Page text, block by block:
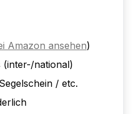
Amazon ansehen)
(inter-/national)
/ etc.